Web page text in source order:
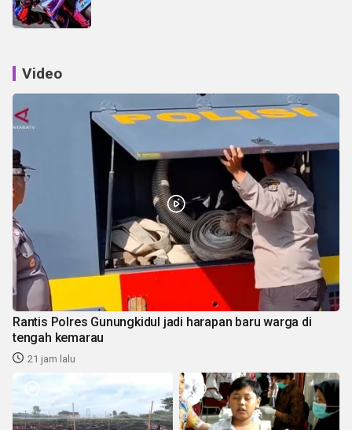
Video
Rantis Polres Gunungkidul jadi harapan baru warga di
tengah kemarau
21 jam lalu